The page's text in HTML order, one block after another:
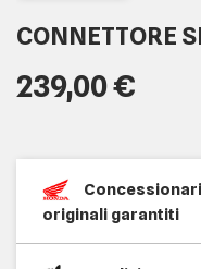
CONNETTORE
239,00 €
originali garantiti